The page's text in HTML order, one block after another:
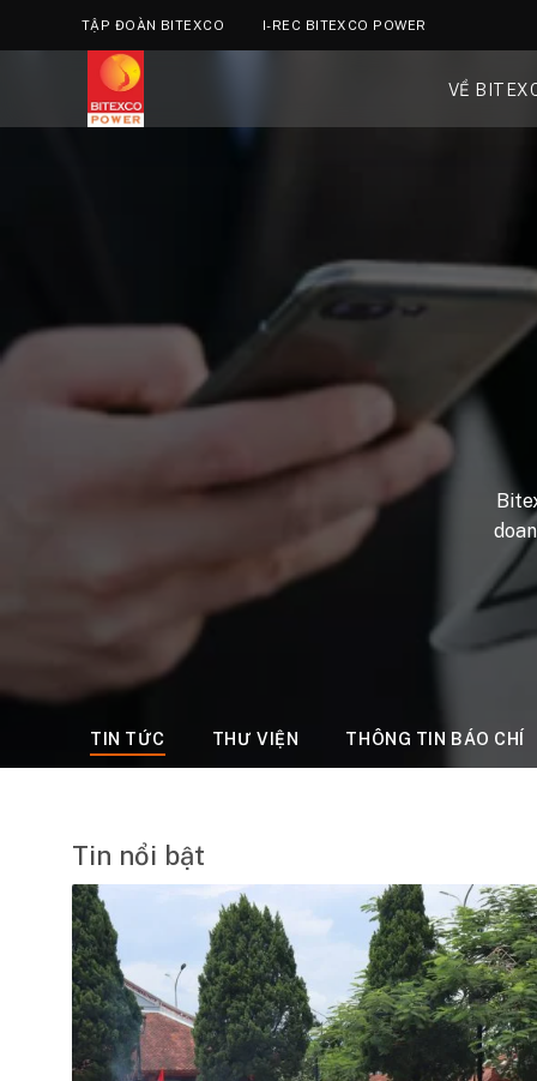
TẬP ĐOÀN BITEXCO I-REC BITEXCO POWER
VỀ
TIN TỨC THƯ VIỆN THÔNG TIN BÁO CHÍ
Tin nổi bật